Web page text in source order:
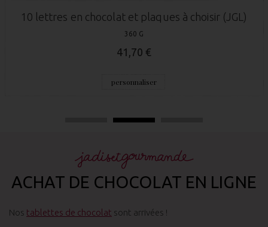
à choisir (JGL) Boite chocolat
ACHAT DE CHOCOLAT EN LIGNE
Nos tablettes de chocolat sont arrivées !